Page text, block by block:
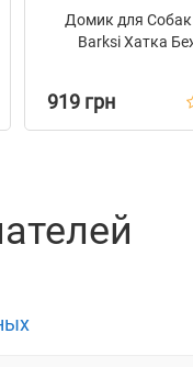
Домик для Собак
Barksi Хатка
919 грн